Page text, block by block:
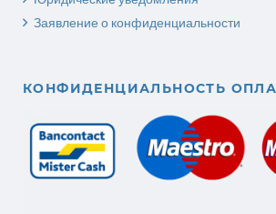
Заявление о конфиденциальности
КОНФИДЕНЦИАЛЬНОСТЬ